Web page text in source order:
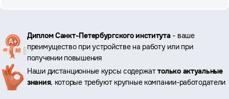
Ключевые
преимущества
Диплом Санкт-Петербургского института- ваше
преимущество при устройстве на работу или при
получении повышения
Наши дистанционные курсы содержаттолько актуальные
знания, которые требуют крупные компании-работодатели